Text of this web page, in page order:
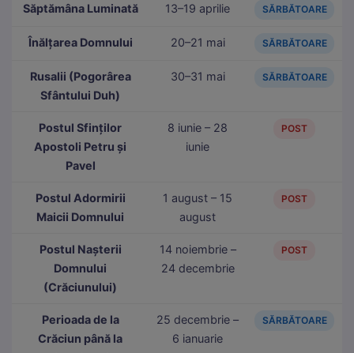
Săptămâna Luminată 13–19 aprilie SĂRBĂTOARE
Înălțarea Domnului 20–21 mai SĂRBĂTOARE
Rusalii (Pogorârea
Sfântului Duh)
30–31 mai SĂRBĂTOARE
Postul Sfinților
Apostoli Petru și
Pavel
8 iunie – 28
iunie
POST
Postul Adormirii
Maicii Domnului
1 august – 15
august
POST
Postul Nașterii
Domnului
(Crăciunului)
14 noiembrie –
24 decembrie
POST
Perioada de la
Crăciun până la
25 decembrie –
6 ianuarie
SĂRBĂTOARE